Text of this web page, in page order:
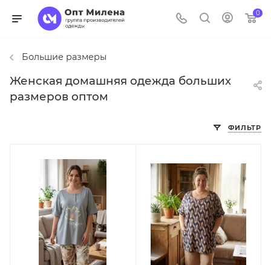
0
Большие размеры
Женская домашняя одежда больших
размеров оптом
ФИЛЬТР